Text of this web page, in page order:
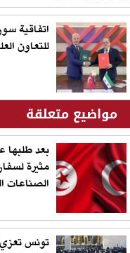
اتفاقية
للتعاون
مواضيع متعلقة
بعد طلبها
مثيرة
الصناعات
تونس تعزي